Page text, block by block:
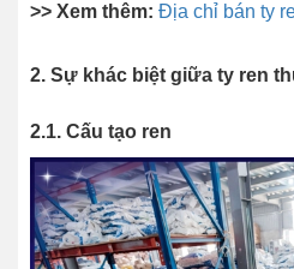
>> Xem thêm: Địa chỉ bán ty
2. Sự khác biệt giữa ty ren
2.1. Cấu tạo ren